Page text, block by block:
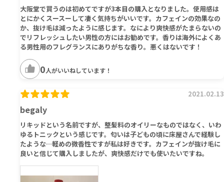
大阪堂で買うのは初めてですが3本目の購入となりました。使用感は
とにかくスースーして凄く気持ちがいいです。カフェインの効果なの
か、抜け毛は減ったように感じます。なにより爽快感がたまらないの
でリフレッシュしたい男性の方にはお勧めです。香りは海外によくあ
る男性用のフレグランスにありがちな香り。悪くはないです！
0人がいいねしています！
begaly
2021.02.13
リキッドという名前ですが、整髪料のオイリーなものではなく、いわ
ゆるトニックという感じです。匂いは子どもの頃に床屋さんで経験し
たような…軽めの微香性ですが私は好きです。カフェインが抜け毛に
良いと信じて購入しましたが、爽快感だけでも使いたいですね。